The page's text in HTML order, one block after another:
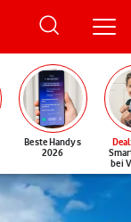
Beste Handys
2026
Deal
bei